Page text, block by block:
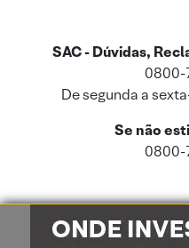
SAC - Dúvidas,
De segunda a
Se não
Este site usa cookies e dados
Cookies
e a nossa